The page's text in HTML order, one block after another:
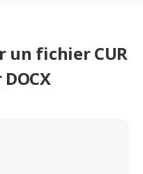
un fichier CUR